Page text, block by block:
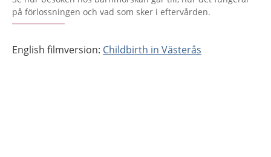
på förlossningen och vad som sker i eftervården.
English filmversion: Childbirth in Västerås